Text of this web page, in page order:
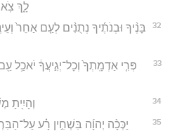
לָ֑ךְ
32
בָּנֶ֨יךָ וּבְנֹתֶ֜יךָ נְתֻנִ֨ים לְעַ֤ם אַחֵר֙
33
פְּרִ֤י אַדְמָֽתְךָ֙ וְכָל־יְגִ֣יעֲךָ֔ יֹאכַ֥ל
34 וְהָיִ֖יתָ
35
יַכְּכָ֨ה יְהוָ֜ה בִּשְׁחִ֣ין רָ֗ע